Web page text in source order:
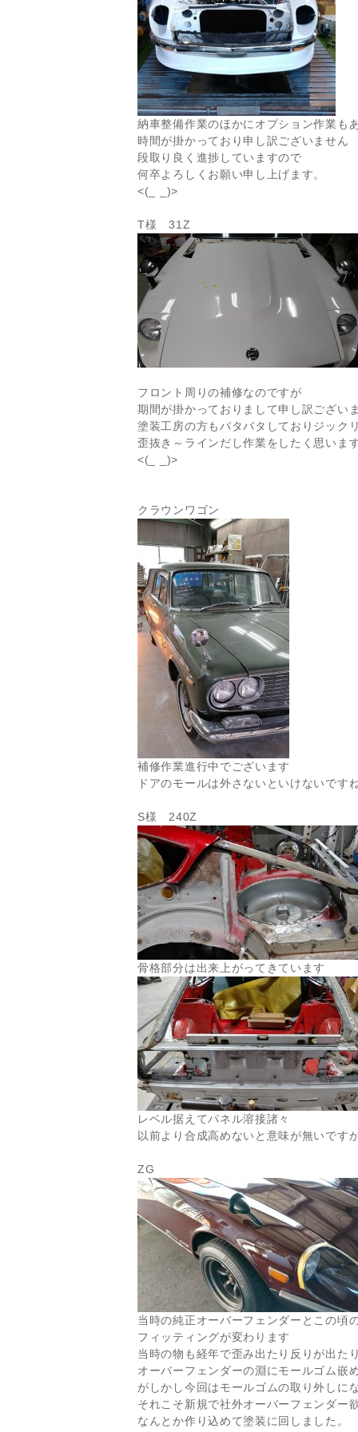
納車整備作業のほかにオプション作業も
時間が掛かっており申し訳ございません
段取り良く進捗していますので
何卒よろしくお願い申し上げます。
<(_ _)>
T様 31Z
フロント周りの補修なのですが
期間が掛かっておりまして申し訳ござい
塗装工房の方もバタバタしておりジック
歪抜き～ラインだし作業をしたく思いま
<(_ _)>
クラウンワゴン
補修作業進行中でございます
ドアのモールは外さないといけないです
S様 240Z
骨格部分は出来上がってきています
レベル据えてパネル溶接諸々
以前より合成高めないと意味が無いです
ZG
当時の純正オーバーフェンダーとこの頃
フィッティングが変わります
当時の物も経年で歪み出たり反りが出た
オーバーフェンダーの淵にモールゴム嵌
がしかし今回はモールゴムの取り外しに
それこそ新規で社外オーバーフェンダー
なんとか作り込めて塗装に回しました。